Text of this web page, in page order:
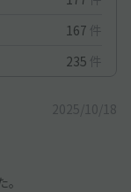
167 件
235 件
2025/10/18